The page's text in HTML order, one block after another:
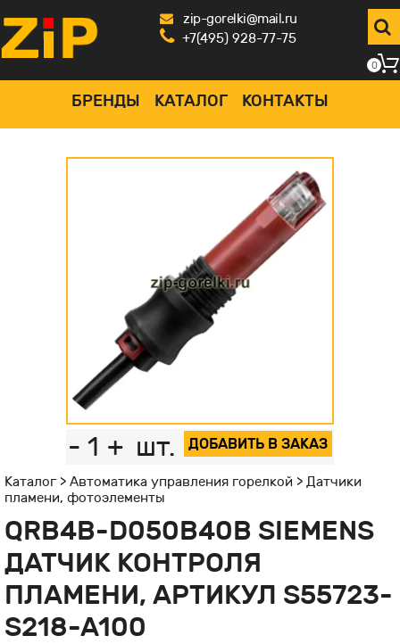
zip-gorelki@mail.ru
+7(495) 928-77-75
БРЕНДЫ КАТАЛОГ КОНТАКТЫ
0
- 1 + шт. ДОБАВИТЬ В ЗАКАЗ
Каталог> Автоматика управления горелкой > Датчики
пламени, фотоэлементы
QRB4B-D050B40B SIEMENS
ДАТЧИК КОНТРОЛЯ
ПЛАМЕНИ, АРТИКУЛ S55723-
S218-A100